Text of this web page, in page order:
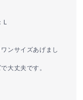
L
ンサイズあげまし
大丈夫です。